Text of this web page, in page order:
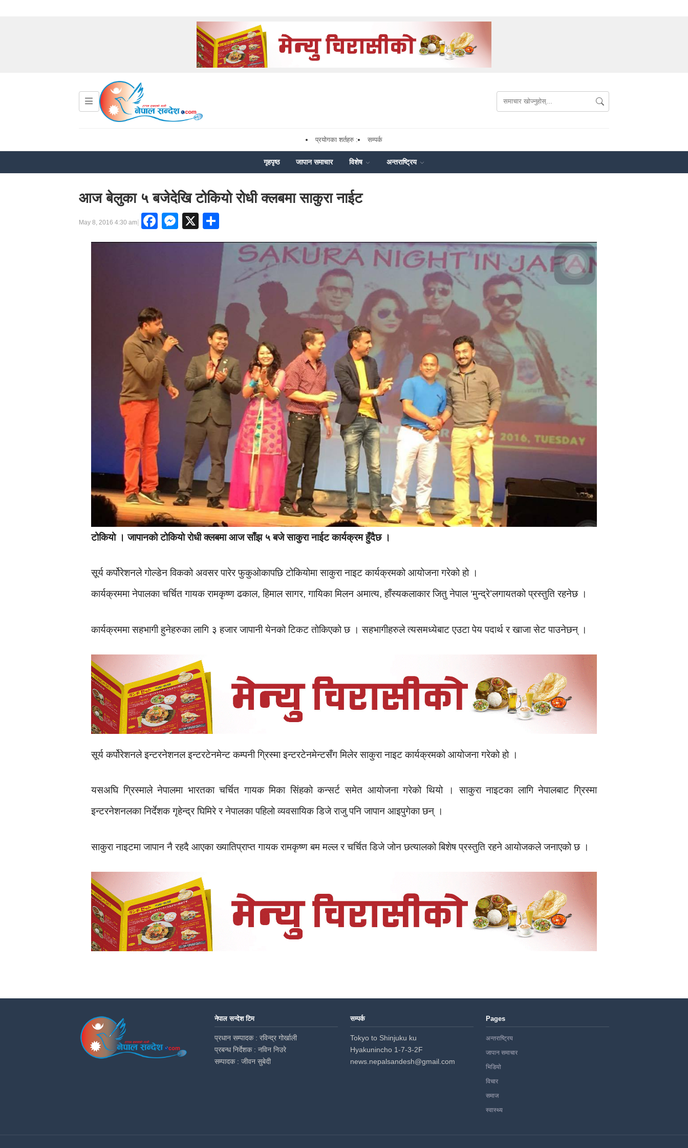
प्रयोगका शर्तहरु : सम्पर्क
गृहपृष्ठ जापान समाचार विशेष अन्तराष्ट्रिय
आज बेलुका ५ बजेदेखि टोकियो रोधी क्लबमा साकुरा नाईट
May 8, 2016 4:30 am| Facebook
Messenger
X
टोकियो । जापानको टोकियो रोधी क्लबमा आज साँझ ५ बजे साकुरा नाईट कार्यक्रम हुँदैछ ।
सूर्य कर्पोरेशनले गोल्डेन विकको अवसर पारेर फुकुओकापछि टोकियोमा साकुरा नाइट कार्यक्रमको आयोजना गरेको हो ।
कार्यक्रममा नेपालका चर्चित गायक रामकृष्ण ढकाल, हिमाल सागर, गायिका मिलन अमात्य, हाँस्यकलाकार जितु नेपाल ‘मुन्द्रे’लगायतको प्रस्तुति रहनेछ ।
कार्यक्रममा सहभागी हुनेहरुका लागि ३ हजार जापानी येनको टिकट तोकिएको छ । सहभागीहरुले त्यसमध्येबाट एउटा पेय पदार्थ र खाजा सेट पाउनेछन् ।
सूर्य कर्पोरेशनले इन्टरनेशनल इन्टरटेनमेन्ट कम्पनी ग्रिस्मा इन्टरटेनमेन्टसँग मिलेर साकुरा नाइट कार्यक्रमको आयोजना गरेको हो ।
यसअघि ग्रिस्माले नेपालमा भारतका चर्चित गायक मिका सिंहको कन्सर्ट समेत आयोजना गरेको थियो । साकुरा नाइटका लागि नेपालबाट ग्रिस्मा
इन्टरनेशनलका निर्देशक गृहेन्द्र घिमिरे र नेपालका पहिलो व्यवसायिक डिजे राजु पनि जापान आइपुगेका छन् ।
साकुरा नाइटमा जापान नै रहदै आएका ख्यातिप्राप्त गायक रामकृष्ण बम मल्ल र चर्चित डिजे जोन छत्यालको बिशेष प्रस्तुति रहने आयोजकले जनाएको छ ।
नेपाल सन्देश टिम
प्रधान सम्पादक : रविन्द्र गोर्खाली
प्रबन्ध निर्देशक : नविन निउरे
सम्पादक : जीवन सुबेदी
सम्पर्क
Tokyo to Shinjuku ku
Hyakunincho 1-7-3-2F
news.nepalsandesh@gmail.com
Pages
अन्तराष्ट्रिय
जापान समाचार
भिडियो
विचार
समाज
स्वास्थ्य